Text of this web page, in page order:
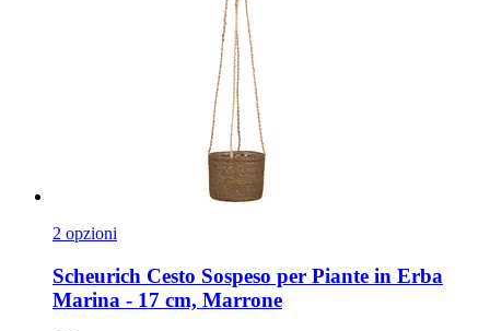
2 opzioni
Scheurich Cesto Sospeso per Piante in Erba
Marina -​ 17 cm, Marrone